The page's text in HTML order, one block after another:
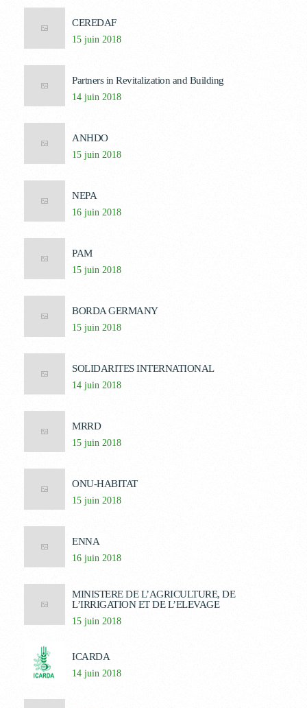
CEREDAF
15 juin 2018
Partners in Revitalization and Building
14 juin 2018
ANHDO
15 juin 2018
NEPA
16 juin 2018
PAM
15 juin 2018
BORDA GERMANY
15 juin 2018
SOLIDARITES INTERNATIONAL
14 juin 2018
MRRD
15 juin 2018
ONU-HABITAT
15 juin 2018
ENNA
16 juin 2018
MINISTERE DE L’AGRICULTURE, DE
L’IRRIGATION ET DE L’ELEVAGE
15 juin 2018
ICARDA
14 juin 2018